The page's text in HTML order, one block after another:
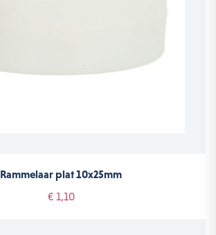
Rammelaar plat 10x25mm
€ 1,10